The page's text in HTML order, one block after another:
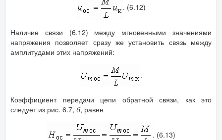
. (6.12)
Наличие связи (6.12) между мгновенными значениями
напряжения позволяет сразу же установить связь между
амплитудами этих напряжений:
.
Коэффициент передачи цепи обратной связи, как это
следует из рис. 6.7, б, равен
. (6.13)